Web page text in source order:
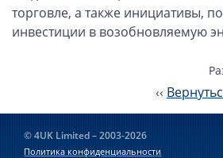
Компании в США (Флорида)
Оффшоры на БВО (BVI)
Оффшоры на Маршалловых Островах
торговле, а также инициативы,
инвестиции в возобновляемую
‹‹
© 4UK Limited – 2003-2026
Политика конфиденциальности